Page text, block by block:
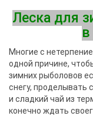
Леска для
Многие с
одной причине,
зимних рыболовов
снегу, проделывать
и сладкий чай из
конечно ждать